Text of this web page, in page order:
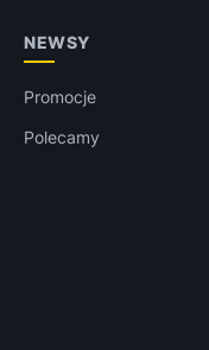
NEWSY
Promocje
Polecamy